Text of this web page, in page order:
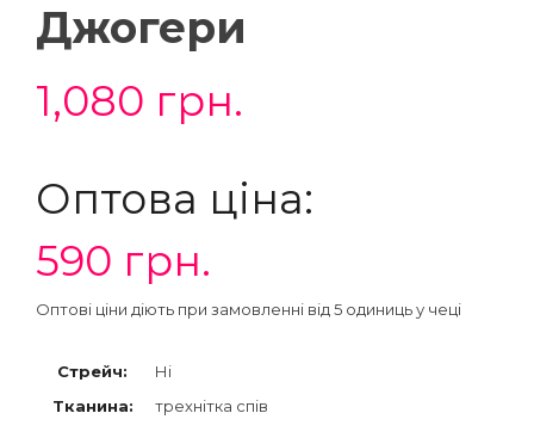
Джогери
1,080 грн.
Оптова ціна:
590 грн.
Оптові ціни діють при замовленні від 5 одиниць у чеці
Стрейч:
Ні
Тканина:
трехнітка спів